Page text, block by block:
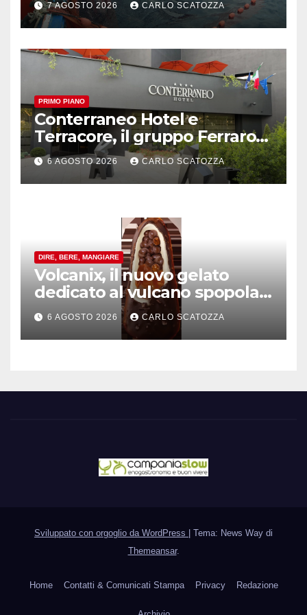
7 AGOSTO 2026 CARLO SCATOZZA
PRIMO PIANO
Conterraneo Hotel e
Terracore, il gruppo Ferraro
amplia l’ ospitalità e il gusto
alle porte di Caserta
6 AGOSTO 2026 CARLO SCATOZZA
DIRE, BERE, MANGIARE
Volcanix, il nuovo gelato
dedicato al vulcano spopola,
è nato a Caivano
6 AGOSTO 2026 CARLO SCATOZZA
Sviluppato con orgoglio da WordPress
Tema: News Way di
Themeansar.
Home Contatti & Comunicati Stampa Privacy Redazione